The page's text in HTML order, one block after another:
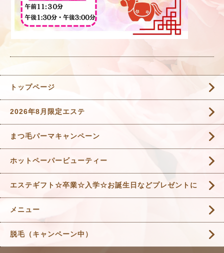
トップページ
2026年8月限定エステ
まつ毛パーマキャンペーン
ホットペーパービューティー
エステギフト☆卒業☆入学☆お誕生日などプレゼントに
メニュー
脱毛（キャンペーン中）